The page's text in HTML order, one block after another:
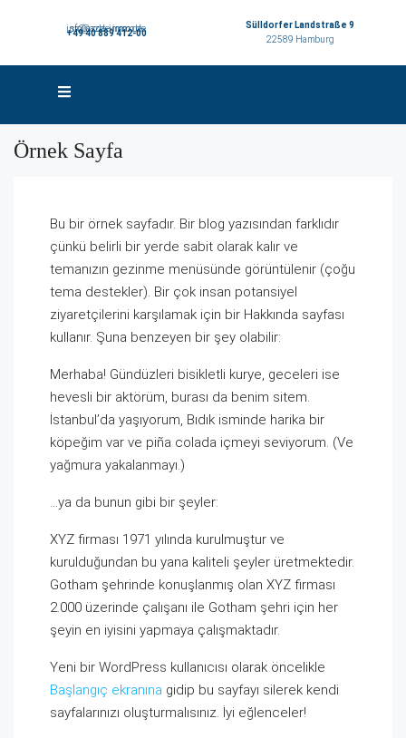
+49 40 889 412-00
info@azde-immo.de
sr@azde-immo.de
Sülldorfer Landstraße 9
22589 Hamburg
Örnek Sayfa
Bu bir örnek sayfadır. Bir blog yazısından farklıdır
çünkü belirli bir yerde sabit olarak kalır ve
temanızın gezinme menüsünde görüntülenir (çoğu
tema destekler). Bir çok insan potansiyel
ziyaretçilerini karşılamak için bir Hakkında sayfası
kullanır. Şuna benzeyen bir şey olabilir:
Merhaba! Gündüzleri bisikletli kurye, geceleri ise
hevesli bir aktörüm, burası da benim sitem.
İstanbul’da yaşıyorum, Bıdık isminde harika bir
köpeğim var ve piña colada içmeyi seviyorum. (Ve
yağmura yakalanmayı.)
…ya da bunun gibi bir şeyler:
XYZ firması 1971 yılında kurulmuştur ve
kurulduğundan bu yana kaliteli şeyler üretmektedir.
Gotham şehrinde konuşlanmış olan XYZ firması
2.000 üzerinde çalışanı ile Gotham şehri için her
şeyin en iyisini yapmaya çalışmaktadır.
Yeni bir WordPress kullanıcısı olarak öncelikle
Başlangıç ekranına gidip bu sayfayı silerek kendi
sayfalarınızı oluşturmalısınız. İyi eğlenceler!